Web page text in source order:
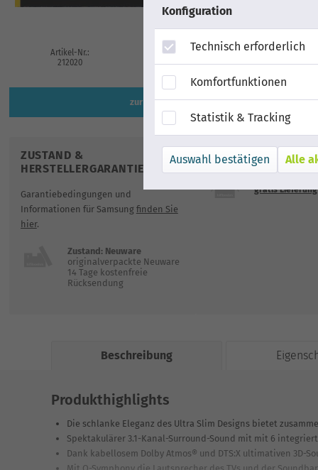
Konfiguration
Technisch erforderlich
Komfortfunktionen
Statistik & Tracking
Alle
ZUSTAND &
HERSTELLERGARANTIE
Garantiebedingungen und
Informationen für Samsung finden Sie
hier.
Zustand: Neuware
originalverpackte Neuware
14 Tage kostenfreie
Rücksendung
VERSAND
gratis Lieferung
zur Artikelbeschreibung
Artikel-Nr.:
212020
EAN
8806095475172
HW-
Beschreibung
Produkthighlights
Die schlanke Eleganz des Ultra Slim Designs bietet
Spektakulärer 3.1-Kanal-Surround-Sound mit mit 6
Dank kabellosem Dolby Atmos® und DTS:X ultimativen 3D-